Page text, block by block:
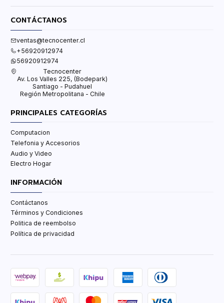
CONTÁCTANOS
ventas@tecnocenter.cl
+56920912974
56920912974
Tecnocenter
Av. Los Valles 225, (Bodepark)
Santiago - Pudahuel
Región Metropolitana - Chile
PRINCIPALES CATEGORÍAS
Computacion
Telefonia y Accesorios
Audio y Video
Electro Hogar
INFORMACIÓN
Contáctanos
Términos y Condiciones
Politica de reembolso
Política de privacidad